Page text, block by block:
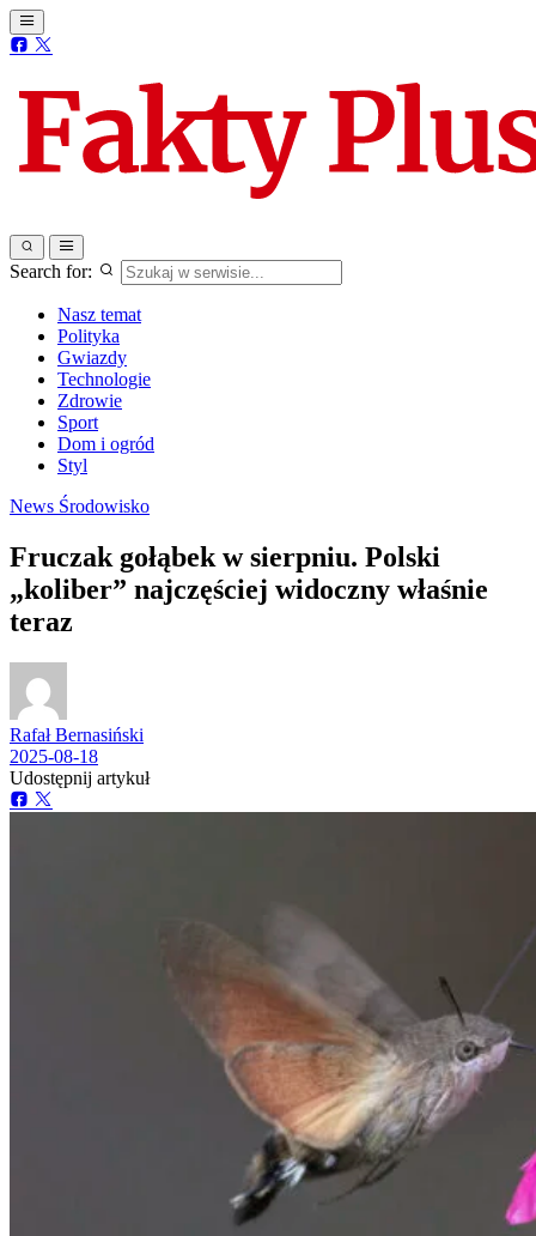
Search for:
Nasz temat
Polityka
Gwiazdy
Technologie
Zdrowie
Sport
Dom i ogród
Styl
News Środowisko
Fruczak gołąbek w sierpniu. Polski
„koliber” najczęściej widoczny właśnie
teraz
Rafał Bernasiński
2025-08-18
Udostępnij artykuł